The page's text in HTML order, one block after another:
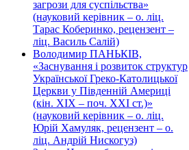
загрози для суспільства»
(науковий керівник – о. ліц.
Тарас Коберинко, рецензент –
ліц. Василь Салій)
Володимир ПАНЬКІВ,
«Заснування і розвиток структур
Української Греко-Католицької
Церкви у Південній Америці
(кін. ХІХ – поч. ХХІ ст.)»
(науковий керівник – о. ліц.
Юрій Хамуляк, рецензент – о.
ліц. Андрій Нискогуз)